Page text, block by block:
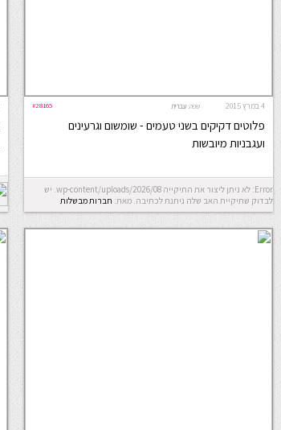
4 במרץ 2015 #28165 שפה: עברית
פלוטים דקיקים בשני טעמים - שומשום וגרעינים
ועגבניות מיובשות
Error: לא ניתן ליצור את התיקייה wp-content/uploads/2026/08. יש
לבדוק שתיקיית האב שלה ניתנת לכתיבה. מאת: חברות מבשלות